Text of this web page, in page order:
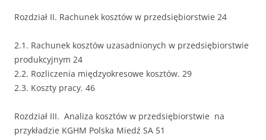
Rozdział II. Rachunek kosztów w przedsiębiorstwie 24
2.1. Rachunek kosztów uzasadnionych w przedsiębiorstwie
produkcyjnym 24
2.2. Rozliczenia międzyokresowe kosztów. 29
2.3. Koszty pracy. 46
Rozdział III. Analiza kosztów w przedsiębiorstwie na
przykładzie KGHM Polska Miedź SA 51